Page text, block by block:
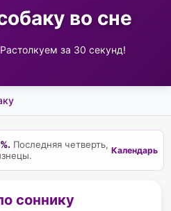
во сне
за 30 секунд!
Последняя четверть,
Календарь
соннику